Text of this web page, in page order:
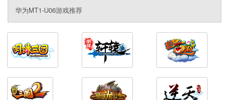
华为MT1-U06游戏推荐